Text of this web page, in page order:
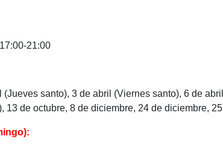
21:00
santo), 3 de abril (Viernes santo), 6 de
13 de octubre, 8 de diciembre, 24 de diciembre,